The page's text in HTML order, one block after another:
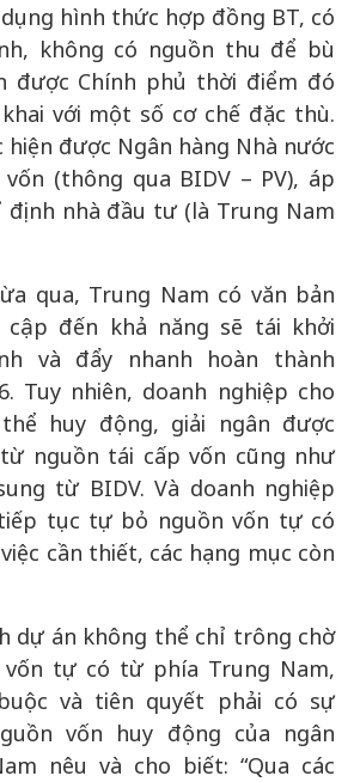
dụng hình thức hợp đồng BT, có
không có nguồn thu để bù
được Chính phủ thời điểm đó
với một số cơ chế đặc thù.
được Ngân hàng Nhà nước
(thông qua BIDV – PV), áp
định nhà đầu tư (là Trung Nam
qua, Trung Nam có văn bản
cập đến khả năng sẽ tái khởi
và đẩy nhanh hoàn thành
Tuy nhiên, doanh nghiệp cho
huy động, giải ngân được
nguồn tái cấp vốn cũng như
từ BIDV. Và doanh nghiệp
tục tự bỏ nguồn vốn tự có
cần thiết, các hạng mục còn
dự án không thể chỉ trông chờ
vốn tự có từ phía Trung Nam,
và tiên quyết phải có sự
vốn huy động của ngân
nêu và cho biết: “Qua các